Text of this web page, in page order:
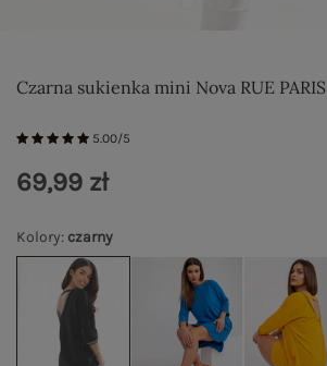
Czarna sukienka mini Nova RUE PARIS
5.00/5
Kolory: czarny
69,99 zł